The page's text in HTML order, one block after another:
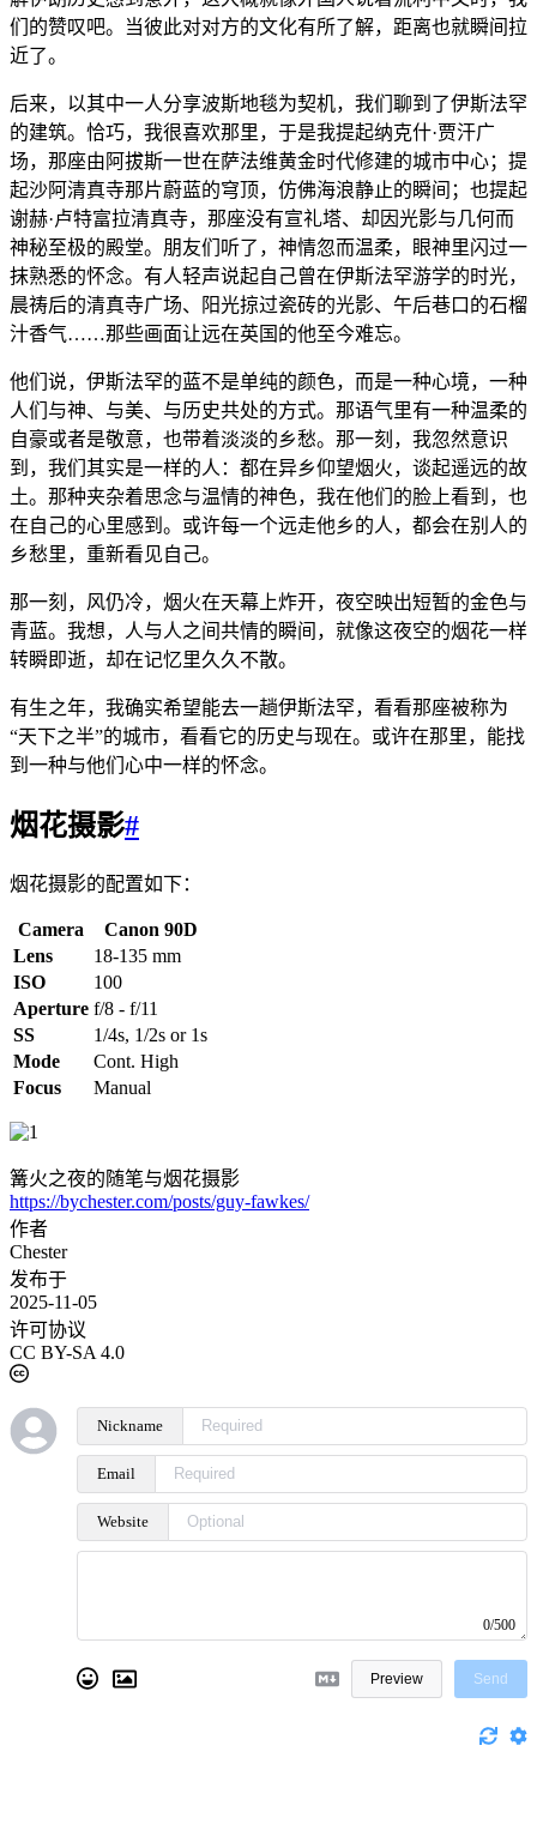
们的赞叹吧。当彼此对对方的文化有所了解，距离也就瞬间拉
近了。
后来，以其中一人分享波斯地毯为契机，我们聊到了伊斯法罕
的建筑。恰巧，我很喜欢那里，于是我提起纳克什·贾汗广
场，那座由阿拔斯一世在萨法维黄金时代修建的城市中心；提
起沙阿清真寺那片蔚蓝的穹顶，仿佛海浪静止的瞬间；也提起
谢赫·卢特富拉清真寺，那座没有宣礼塔、却因光影与几何而
神秘至极的殿堂。朋友们听了，神情忽而温柔，眼神里闪过一
抹熟悉的怀念。有人轻声说起自己曾在伊斯法罕游学的时光，
晨祷后的清真寺广场、阳光掠过瓷砖的光影、午后巷口的石榴
汁香气……那些画面让远在英国的他至今难忘。
他们说，伊斯法罕的蓝不是单纯的颜色，而是一种心境，一种
人们与神、与美、与历史共处的方式。那语气里有一种温柔的
自豪或者是敬意，也带着淡淡的乡愁。那一刻，我忽然意识
到，我们其实是一样的人：都在异乡仰望烟火，谈起遥远的故
土。那种夹杂着思念与温情的神色，我在他们的脸上看到，也
在自己的心里感到。或许每一个远走他乡的人，都会在别人的
乡愁里，重新看见自己。
那一刻，风仍冷，烟火在天幕上炸开，夜空映出短暂的金色与
青蓝。我想，人与人之间共情的瞬间，就像这夜空的烟花一样
转瞬即逝，却在记忆里久久不散。
有生之年，我确实希望能去一趟伊斯法罕，看看那座被称为
“天下之半”的城市，看看它的历史与现在。或许在那里，能找
到一种与他们心中一样的怀念。
烟花摄影#
烟花摄影的配置如下：
Camera
Canon 90D
Lens
18-135 mm
ISO
100
Aperture f/8 - f/11
SS
1/4s, 1/2s or 1s
Mode
Cont. High
Focus
Manual
篝火之夜的随笔与烟花摄影
https://bychester.com/posts/guy-fawkes/
作者
Chester
发布于
2025-11-05
许可协议
CC BY-SA 4.0
Nickname
Email
Website
0/500
Preview Send